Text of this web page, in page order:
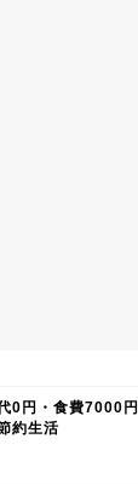
0円・食費7000
約生活